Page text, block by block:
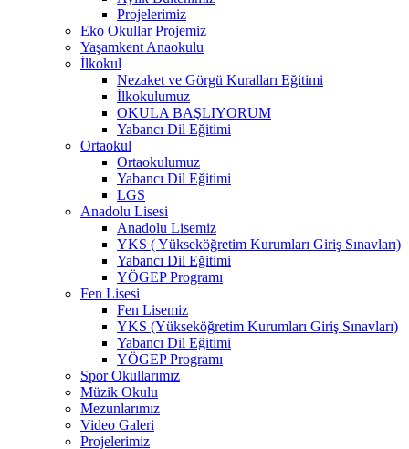
Projelerimiz
Eko Okullar Projemiz
Yaşamkent Anaokulu
İlkokul
Nezaket ve Görgü Kuralları Eğitimi
İlkokulumuz
OKULA BAŞLIYORUM
Yabancı Dil Eğitimi
Ortaokul
Ortaokulumuz
Yabancı Dil Eğitimi
LGS
Anadolu Lisesi
Anadolu Lisemiz
YKS ( Yükseköğretim Kurumları Giriş Sınavları)
Yabancı Dil Eğitimi
YÖGEP Programı
Fen Lisesi
Fen Lisemiz
YKS (Yükseköğretim Kurumları Giriş Sınavları)
Yabancı Dil Eğitimi
YÖGEP Programı
Spor Okullarımız
Müzik Okulu
Mezunlarımız
Video Galeri
Projelerimiz